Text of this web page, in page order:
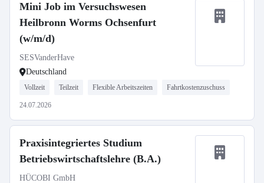
Mini Job im Versuchswesen
Heilbronn Worms Ochsenfurt
(w/m/d)
SESVanderHave
Deutschland
Vollzeit Teilzeit Flexible Arbeitszeiten Fahrtkostenzuschuss
24.07.2026
Praxisintegriertes Studium
Betriebswirtschaftslehre (B.A.)
HÜCOBI GmbH